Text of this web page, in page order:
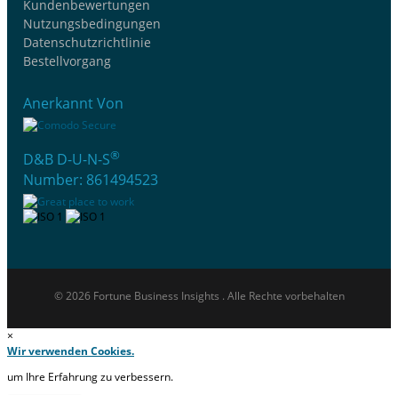
Kundenbewertungen
Nutzungsbedingungen
Datenschutzrichtlinie
Bestellvorgang
Anerkannt Von
D&B D-U-N-S®
Number: 861494523
© 2026 Fortune Business Insights . Alle Rechte vorbehalten
×
Wir verwenden Cookies.
um Ihre Erfahrung zu verbessern.